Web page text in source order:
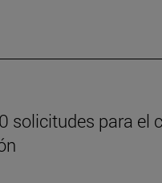
solicitudes para el